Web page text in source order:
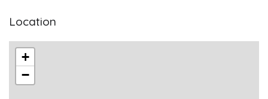
Location
+
−